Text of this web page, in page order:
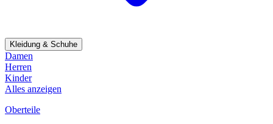
Kleidung & Schuhe
Damen
Herren
Kinder
Alles anzeigen
Oberteile